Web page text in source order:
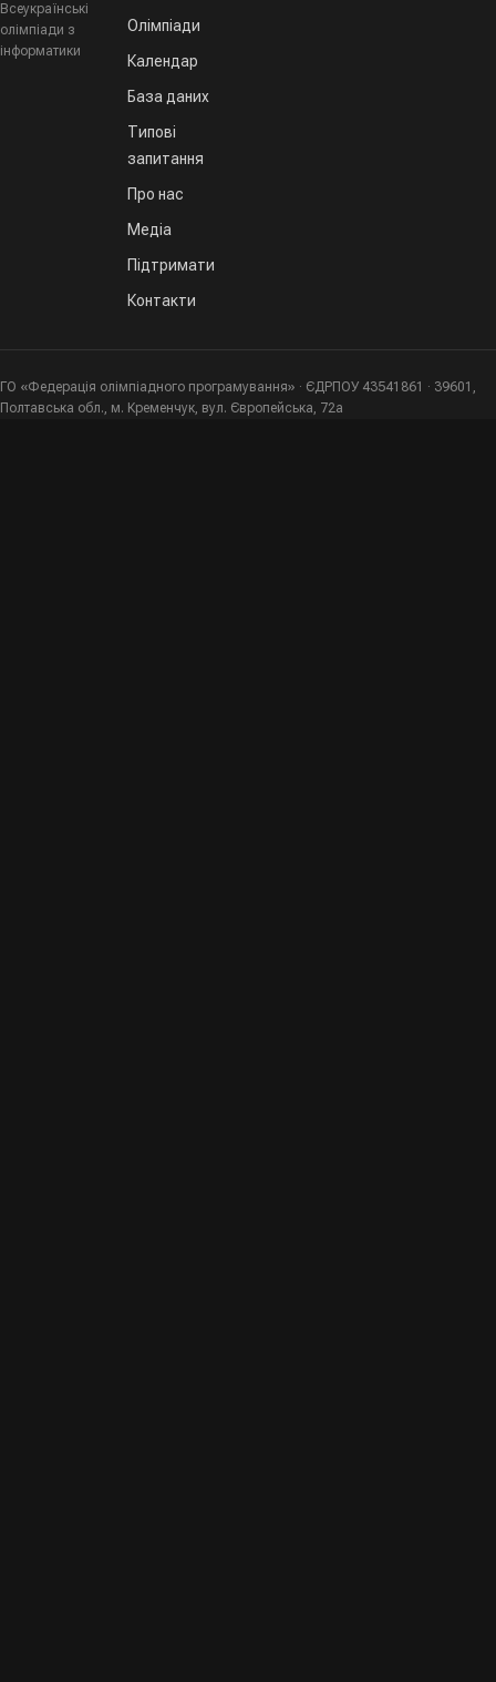
Всеукраїнські
олімпіади з
інформатики
Олімпіади
Календар
База даних
Типові
запитання
Про нас
Медіа
Підтримати
Контакти
ГО «Федерація олімпіадного програмування» · ЄДРПОУ 43541861 · 39601,
Полтавська обл., м. Кременчук, вул. Європейська, 72а